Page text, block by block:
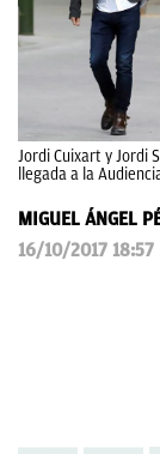
Jordi Cuixart y Jordi
llegada a la
MIGUEL ÁNGEL
16/10/2017 18:57